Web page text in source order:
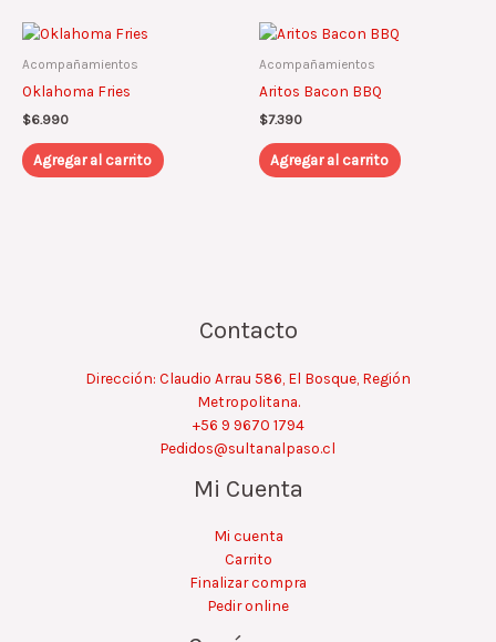
Acompañamientos
Oklahoma Fries
$6.990
Agregar al carrito
Acompañamientos
Aritos Bacon BBQ
$7.390
Agregar al carrito
Contacto
Dirección: Claudio Arrau 586, El Bosque, Región
Metropolitana.
+56 9 9670 1794
Pedidos@sultanalpaso.cl
Mi Cuenta
Mi cuenta
Carrito
Finalizar compra
Pedir online